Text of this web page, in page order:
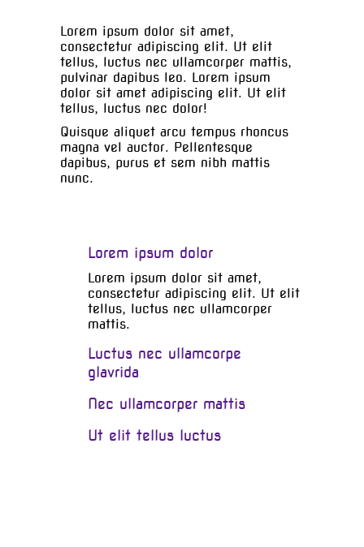
Lorem ipsum dolor sit amet,
consectetur adipiscing elit. Ut elit
tellus, luctus nec ullamcorper mattis,
pulvinar dapibus leo. Lorem ipsum
dolor sit amet adipiscing elit. Ut elit
tellus, luctus nec dolor!
Quisque aliquet arcu tempus rhoncus
magna vel auctor. Pellentesque
dapibus, purus et sem nibh mattis
nunc.
Lorem ipsum dolor
Lorem ipsum dolor sit amet,
consectetur adipiscing elit. Ut elit
tellus, luctus nec ullamcorper
mattis.
Luctus nec ullamcorpe
glavrida
Nec ullamcorper mattis
Ut elit tellus luctus